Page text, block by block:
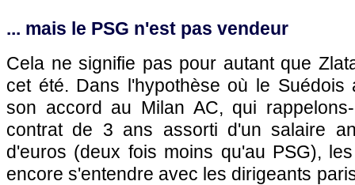
... mais le PSG n'est pas vendeur
Cela ne signifie pas pour autant que
cet été. Dans l'hypothèse où le Suédois
son accord au Milan AC, qui
contrat de 3 ans assorti d'un salaire
d'euros (deux fois moins qu'au PSG),
encore s'entendre avec les dirigeants